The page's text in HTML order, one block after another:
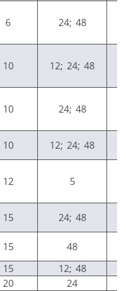
6 24; 48
10 12; 24; 48
10 24; 48
10 12; 24; 48
12 5
15 24; 48
15
48
15
12; 48
20
24